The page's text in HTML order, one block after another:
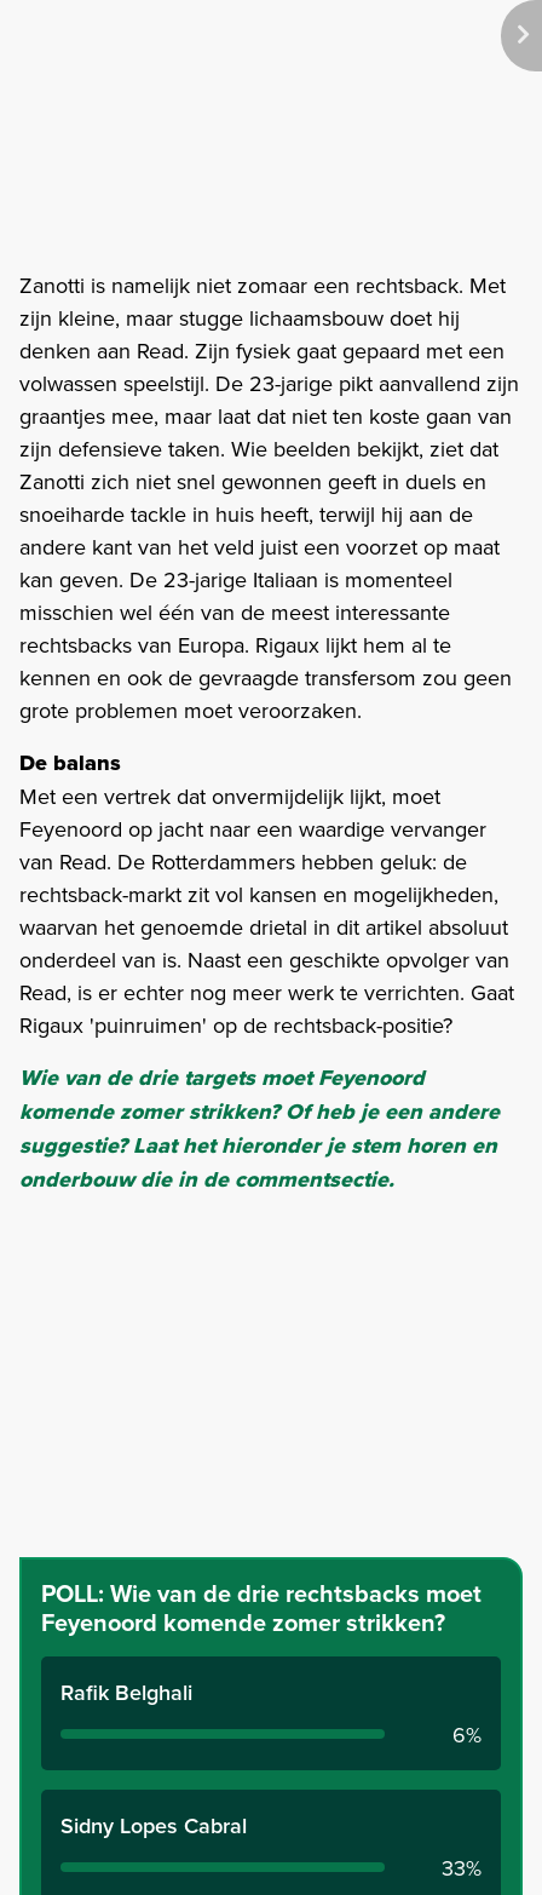
Zanotti is namelijk niet zomaar een rechtsback. Met
zijn kleine, maar stugge lichaamsbouw doet hij
denken aan Read. Zijn fysiek gaat gepaard met een
volwassen speelstijl. De 23-jarige pikt aanvallend zijn
graantjes mee, maar laat dat niet ten koste gaan van
zijn defensieve taken. Wie beelden bekijkt, ziet dat
Zanotti zich niet snel gewonnen geeft in duels en
snoeiharde tackle in huis heeft, terwijl hij aan de
andere kant van het veld juist een voorzet op maat
kan geven. De 23-jarige Italiaan is momenteel
misschien wel één van de meest interessante
rechtsbacks van Europa. Rigaux lijkt hem al te
kennen en ook de gevraagde transfersom zou geen
grote problemen moet veroorzaken.
De balans
Met een vertrek dat onvermijdelijk lijkt, moet
Feyenoord op jacht naar een waardige vervanger
van Read. De Rotterdammers hebben geluk: de
rechtsback-markt zit vol kansen en mogelijkheden,
waarvan het genoemde drietal in dit artikel absoluut
onderdeel van is. Naast een geschikte opvolger van
Read, is er echter nog meer werk te verrichten. Gaat
Rigaux 'puinruimen' op de rechtsback-positie?
Wie van de drie targets moet Feyenoord
komende zomer strikken? Of heb je een andere
suggestie? Laat het hieronder je stem horen en
onderbouw die in de commentsectie.
POLL: Wie van de drie rechtsbacks moet
Feyenoord komende zomer strikken?
Rafik Belghali
6%
Sidny Lopes Cabral
33%